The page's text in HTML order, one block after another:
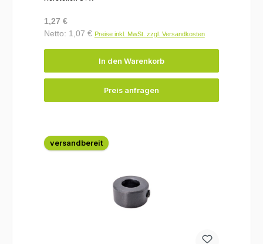
Regulärer Preis:
1,27 €
Netto: 1,07 € Preise inkl. MwSt. zzgl. Versandkosten
In den Warenkorb
Preis anfragen
versandbereit